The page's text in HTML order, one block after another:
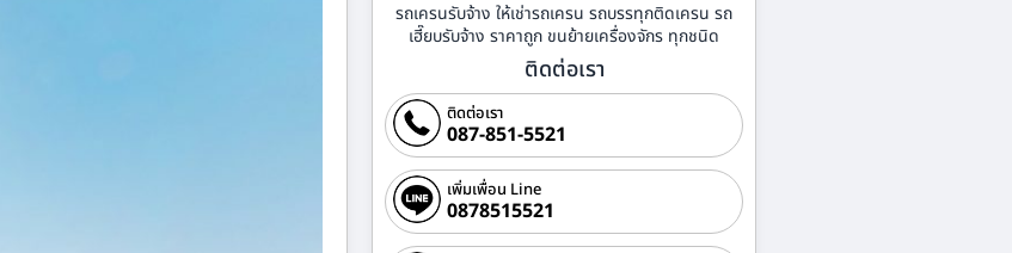
รถเครนรับจ้าง ให้เช่ารถเครน รถบรรทุกติดเครน รถ
เฮี๊ยบรับจ้าง ราคาถูก ขนย้ายเครื่องจักร ทุกชนิด
ติดต่อเรา
ติดต่อเรา
087-851-5521
เพิ่มเพื่อน Line
0878515521